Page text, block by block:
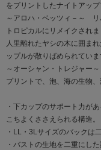
をプリントしたナイトアップ
～アロハ・ベッツィ－～ リ
トロピカルにリメイクされま
人里離れたヤシの木に囲ま
ップルが散りばめられていま
～オーシャン・トレジャー
プリントで、泡、海の生物
・下カップのサポート力が
こちよくささえられる構造。
・LL・3Lサイズのバックは
・バストの生地を二重にし